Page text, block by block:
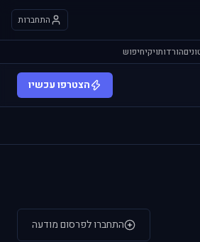
התחברות
הורדותויקיחיפוש
הצטרפו עכשיו
התחברו לפרסום מודעה